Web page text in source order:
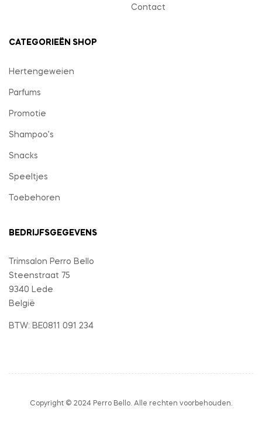
Contact
CATEGORIEËN SHOP
Hertengeweien
Parfums
Promotie
Shampoo’s
Snacks
Speeltjes
Toebehoren
BEDRIJFSGEGEVENS
Trimsalon Perro Bello
Steenstraat 75
9340 Lede
België
BTW: BE0811 091 234
Copyright © 2024 Perro Bello. Alle rechten voorbehouden.